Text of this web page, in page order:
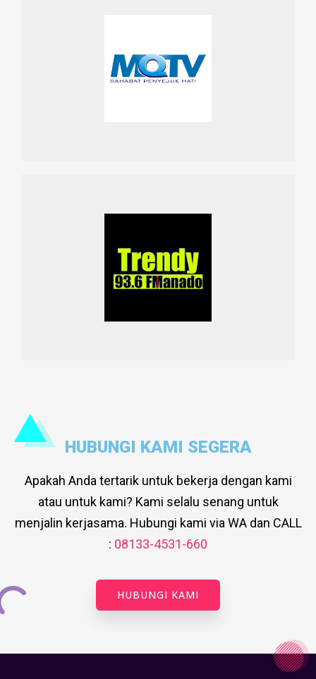
HUBUNGI KAMI SEGERA
Apakah Anda tertarik untuk bekerja dengan kami
atau untuk kami? Kami selalu senang untuk
menjalin kerjasama. Hubungi kami via WA dan CALL
: 08133-4531-660
HUBUNGI KAMI